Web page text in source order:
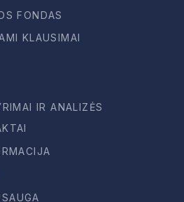
FONDAS
KLAUSIMAI
IR ANALIZĖS